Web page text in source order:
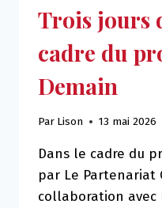
Trois jours
cadre du
Demain
Par Lison 13 mai 2026
Dans le cadre du
par Le Partenariat
collaboration avec